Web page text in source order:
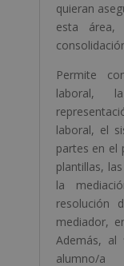
quieran
esta área,
Permite
laboral,
laboral, el
partes en el
plantillas,
la
resolución
mediador,
Además, al
alumno/